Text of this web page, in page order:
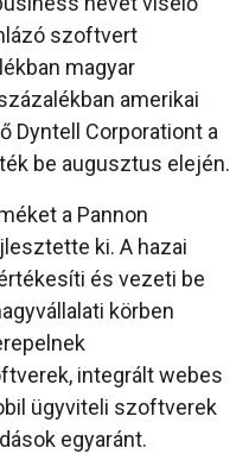
szoftvert
magyar
amerikai
Dyntell Corporationt a
be augusztus elején.
a Pannon
ki. A hazai
és vezeti be
körben
integrált webes
ügyviteli szoftverek
egyaránt.